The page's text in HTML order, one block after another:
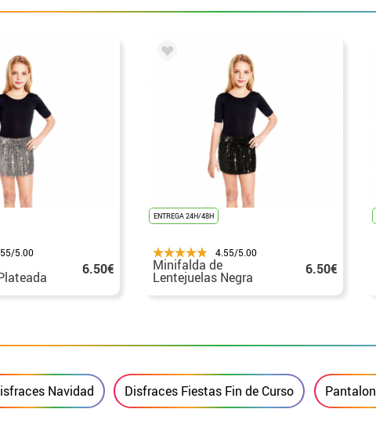
5.00
6.50€
ENTREGA 24H/48H
4.55/5.00
Minifalda de
Lentejuelas Negra
para niña
6.50€
Navidad Disfraces Fiestas Fin de Curso